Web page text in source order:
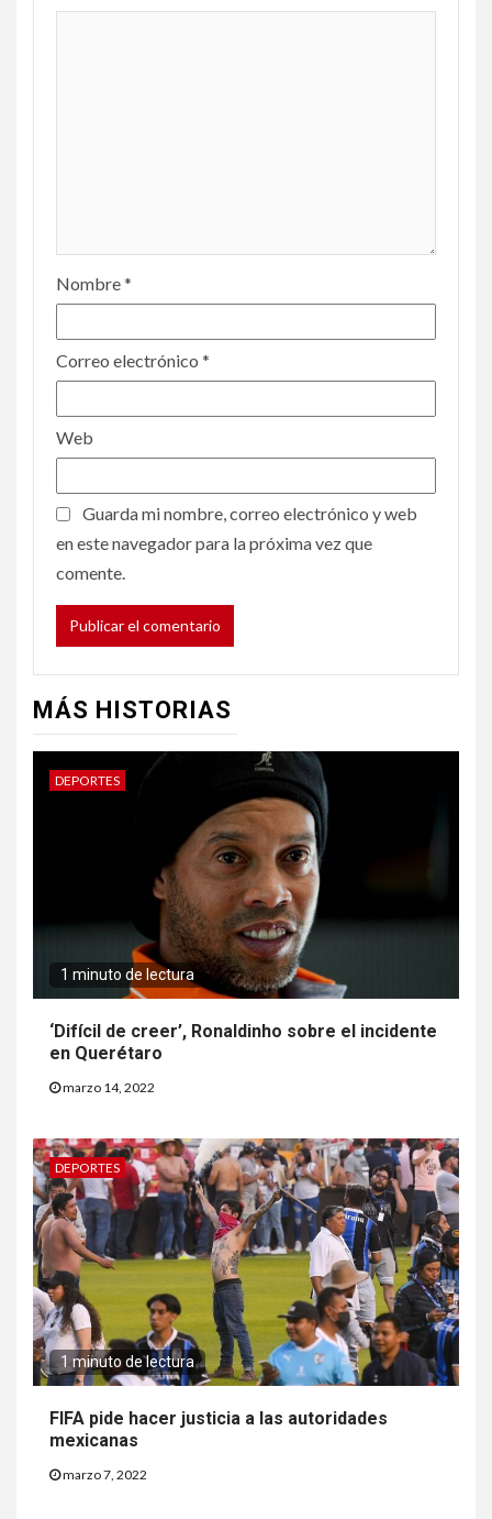
Nombre*
Correo electrónico *
Web
Guarda mi nombre, correo electrónico y web
en este navegador para la próxima vez que
comente.
MÁS HISTORIAS
DEPORTES
1 minuto de lectura
‘Difícil de creer’, Ronaldinho sobre el incidente
en Querétaro
marzo 14, 2022
DEPORTES
1 minuto de lectura
FIFA pide hacer justicia a las autoridades
mexicanas
marzo 7, 2022